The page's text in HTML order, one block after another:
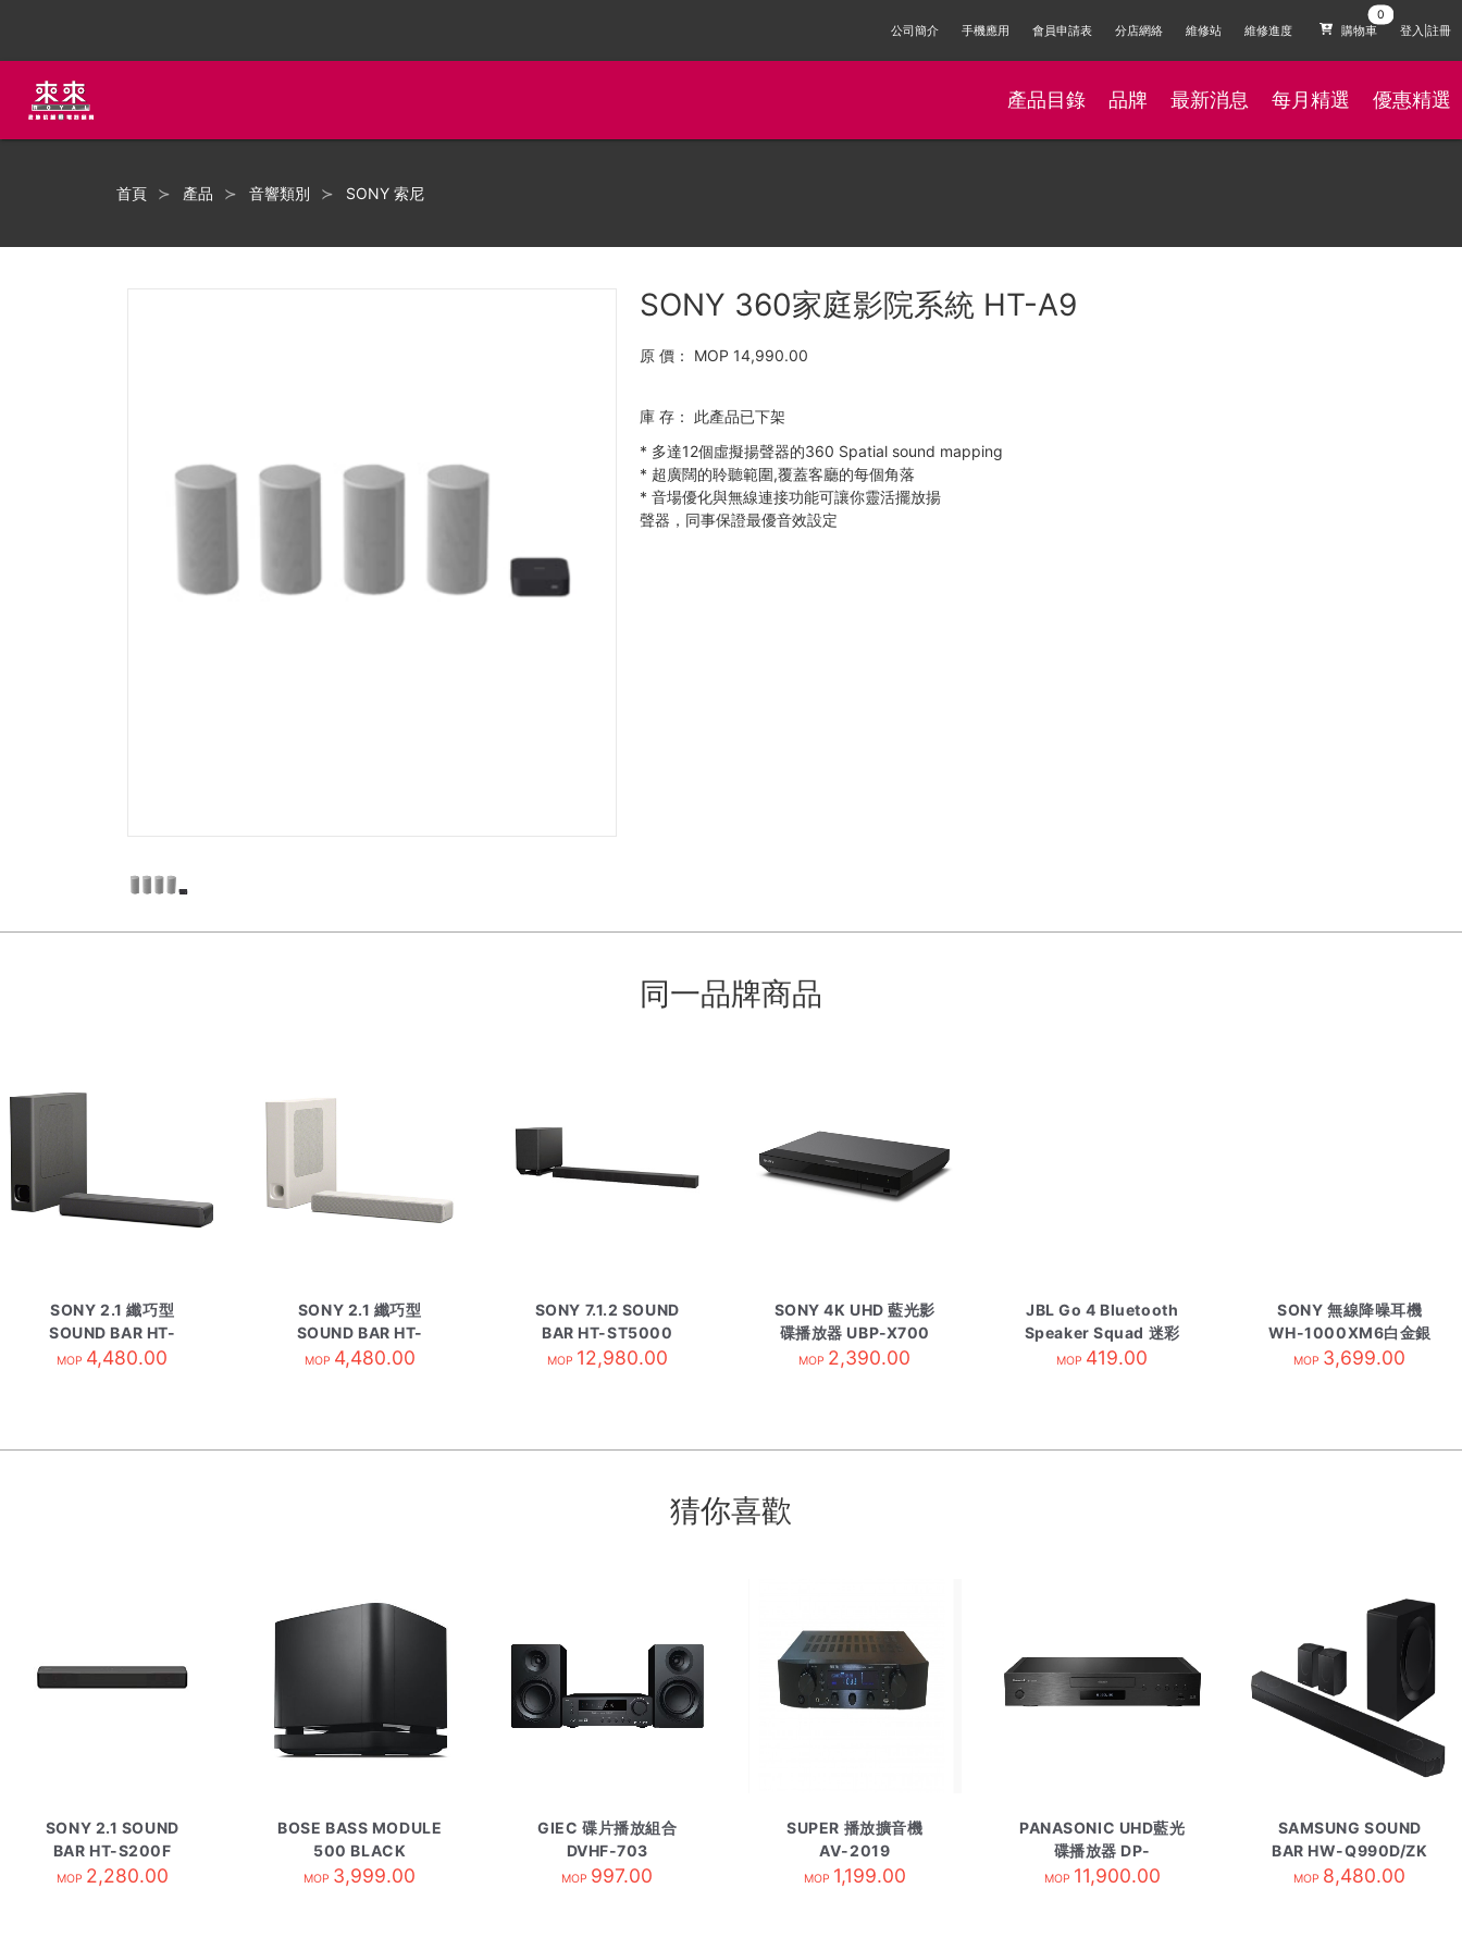
公司簡介 手機應用 會員申請表 分店網絡 維修站 維修進度 購物車 登入|註冊
產品目錄 品牌 最新消息 每月精選 優惠精選
首頁 產品 音響類別 SONY 索尼
SONY 360家庭影院系統 HT-A9
原 價： MOP 14,990.00
庫 存：
此產品已下架
* 多達12個虛擬揚聲器的360 Spatial sound mapping
* 超廣闊的聆聽範圍,覆蓋客廳的每個角落
* 音場優化與無線連接功能可讓你靈活擺放揚
聲器，同事保證最優音效設定
同一品牌商品
SONY 2.1 纖巧型
SOUND BAR HT-
MT500 BK
MOP 4,480.00
SONY 2.1 纖巧型
SOUND BAR HT-
MT500 WH
MOP 4,480.00
SONY 7.1.2 SOUND
BAR HT-ST5000
MOP 12,980.00
SONY 4K UHD 藍光影
碟播放器 UBP-X700
MOP 2,390.00
JBL Go 4 Bluetooth
Speaker Squad 迷彩
MOP 419.00
SONY 無線降噪耳機
WH-1000XM6白金銀
MOP 3,699.00
猜你喜歡
SONY 2.1 SOUND
BAR HT-S200F
MOP 2,280.00
BOSE BASS MODULE
500 BLACK
MOP 3,999.00
GIEC 碟片播放組合
DVHF-703
MOP 997.00
SUPER 播放擴音機
AV-2019
MOP 1,199.00
PANASONIC UHD藍光
碟播放器 DP-
UB9000GH1
MOP 11,900.00
SAMSUNG SOUND
BAR HW-Q990D/ZK
MOP 8,480.00